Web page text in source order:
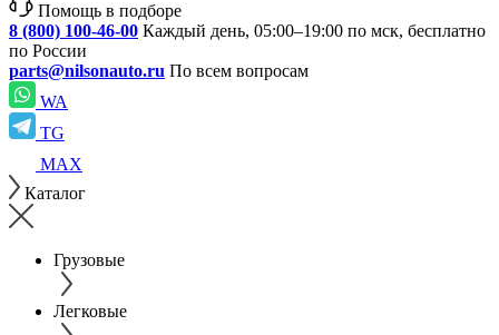
Помощь в подборе
8 (800) 100-46-00 Каждый день, 05:00–19:00 по мск, бесплатно
по России
parts@nilsonauto.ru По всем вопросам
WA
TG
MAX
Каталог
Грузовые
Легковые